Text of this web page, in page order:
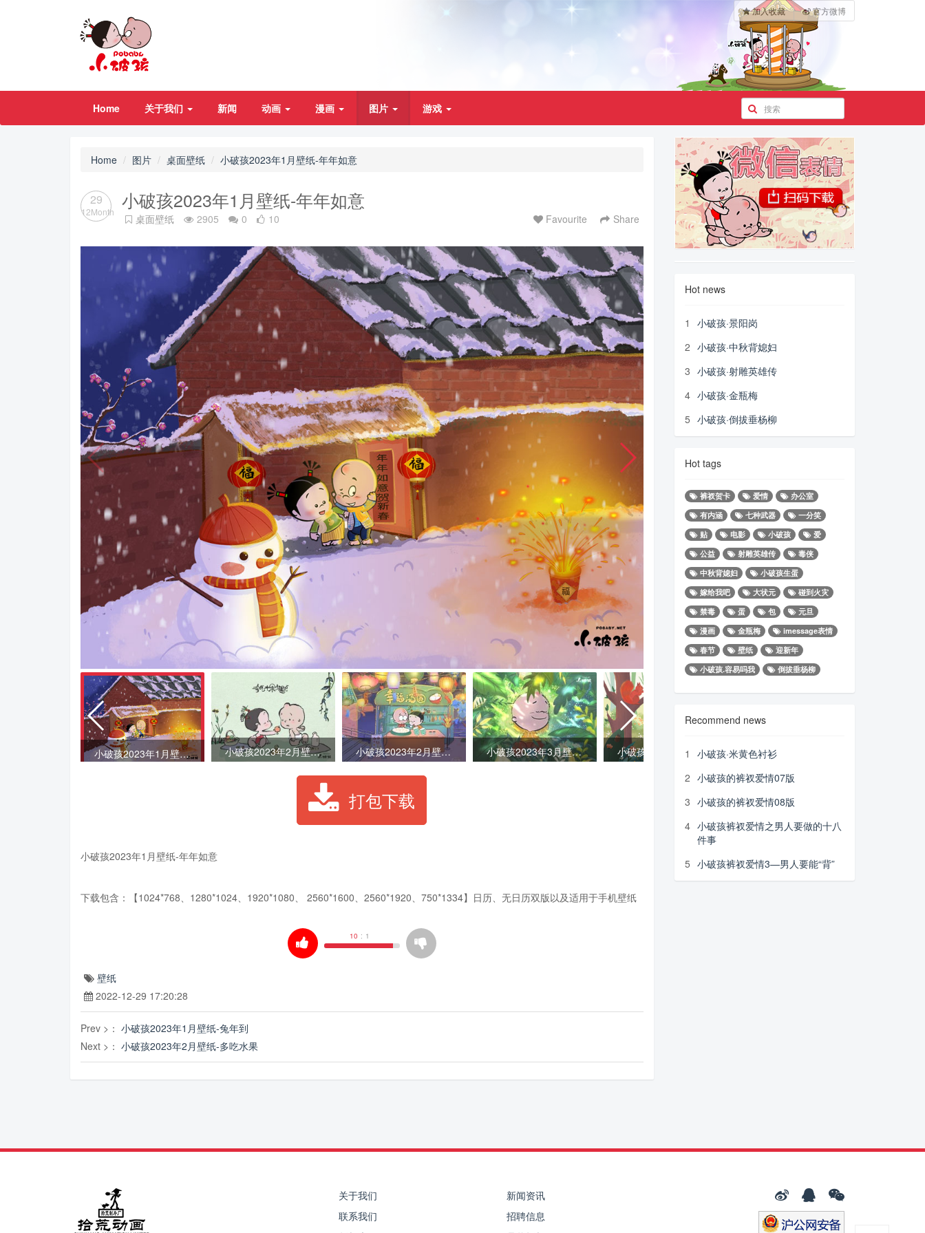
加入收藏 官方微博
Home 关于我们 新闻 动画 漫画 图片 游戏
Home 图片 桌面壁纸 小破孩2023年1月壁纸-年年如意
29
12Month 小破孩2023年1月壁纸-年年如意
桌面壁纸 2905 0 10 Favourite Share
小破孩2023年1月壁纸-年年如意 小破孩2023年2月壁纸-多吃水果 小破孩2023年2月壁纸-幸福汤圆 小破孩2023年3月壁纸-春日小憩 小破孩2023年6月壁纸-森林音乐会
打包下载
小破孩2023年1月壁纸-年年如意
下载包含：【1024*768、1280*1024、1920*1080、 2560*1600、2560*1920、750*1334】日历、无日历双版以及适用于手机壁纸
10 : 1
壁纸
2022-12-29 17:20:28
Prev >： 小破孩2023年1月壁纸-兔年到
Next >： 小破孩2023年2月壁纸-多吃水果
Hot news
1
小破孩·景阳岗
2 小破孩·中秋背媳妇
3 小破孩·射雕英雄传
4 小破孩·金瓶梅
5 小破孩·倒拔垂杨柳
Hot tags
裤衩贺卡 爱情
办公室
有内涵
七种武器
一分笑
贴
电影 小破孩
爱
公益
射雕英雄传
毒侠
中秋背媳妇
小破孩生蛋
嫁给我吧
大状元
碰到火灾
禁毒
蛋 包
元旦
漫画
金瓶梅
imessage表情
春节
壁纸
迎新年
小破孩.容易吗我
倒拔垂杨柳
Recommend news
1
小破孩·米黄色衬衫
2 小破孩的裤衩爱情07版
3 小破孩的裤衩爱情08版
4 小破孩裤衩爱情之男人要做的十八
件事
5 小破孩裤衩爱情3—男人要能“背”
关于我们
联系我们
新闻资讯
招聘信息